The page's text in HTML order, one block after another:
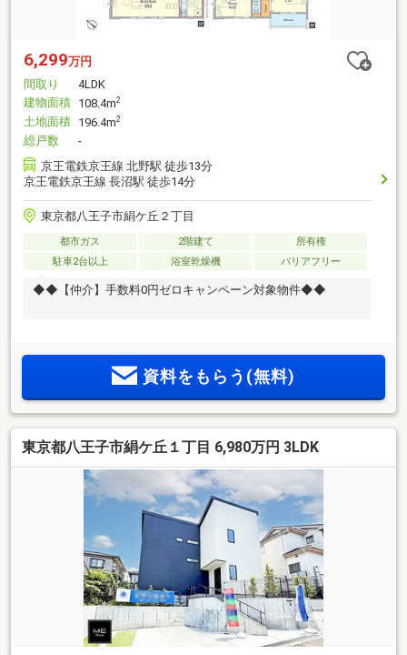
6,299万円
間取り
4LDK
建物面積 108.4m2
土地面積 196.4m2
総戸数
-
京王電鉄京王線 北野駅 徒歩13分
京王電鉄京王線 長沼駅 徒歩14分
東京都八王子市絹ケ丘２丁目
都市ガス 2階建て
所有権
駐車2台以上
浴室乾燥機 バリアフリー
◆◆【仲介】手数料0円ゼロキャンペーン対象物件◆◆
資料をもらう(無料)
東京都八王子市絹ケ丘１丁目 6,980万円 3LDK